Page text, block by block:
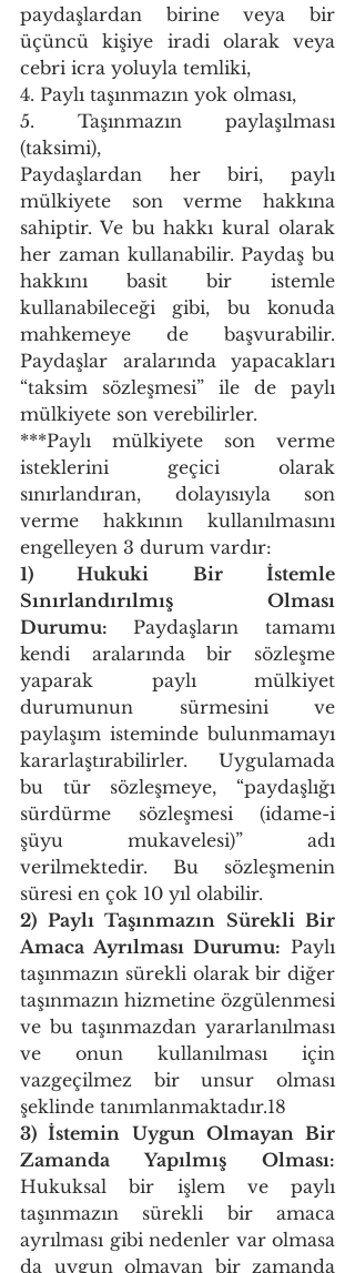
paydaşlardan birine veya bir
üçüncü kişiye iradi olarak veya
cebri icra yoluyla temliki,
4. Paylı taşınmazın yok olması,
5. Taşınmazın paylaşılması
(taksimi),
Paydaşlardan her biri, paylı
mülkiyete son verme hakkına
sahiptir. Ve bu hakkı kural olarak
her zaman kullanabilir. Paydaş bu
hakkını basit bir istemle
kullanabileceği gibi, bu konuda
mahkemeye de başvurabilir.
Paydaşlar aralarında yapacakları
“taksim sözleşmesi” ile de paylı
mülkiyete son verebilirler.
***Paylı mülkiyete son verme
isteklerini geçici olarak
sınırlandıran, dolayısıyla son
verme hakkının kullanılmasını
engelleyen 3 durum vardır:
1) Hukuki Bir İstemle
Sınırlandırılmış Olması
Durumu: Paydaşların tamamı
kendi aralarında bir sözleşme
yaparak paylı mülkiyet
durumunun sürmesini ve
paylaşım isteminde bulunmamayı
kararlaştırabilirler. Uygulamada
bu tür sözleşmeye, “paydaşlığı
sürdürme sözleşmesi (idame-i
şüyu mukavelesi)” adı
verilmektedir. Bu sözleşmenin
süresi en çok 10 yıl olabilir.
2) Paylı Taşınmazın Sürekli Bir
Amaca Ayrılması Durumu: Paylı
taşınmazın sürekli olarak bir diğer
taşınmazın hizmetine özgülenmesi
ve bu taşınmazdan yararlanılması
ve onun kullanılması için
vazgeçilmez bir unsur olması
şeklinde tanımlanmaktadır.18
3) İstemin Uygun Olmayan Bir
Hukuksal bir işlem ve paylı
taşınmazın sürekli bir amaca
ayrılması gibi nedenler var olmasa
da uygun olmayan bir zamanda